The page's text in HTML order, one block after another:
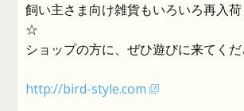
飼い主さま向け雑貨もいろいろ再入
☆
ショップの方に、ぜひ遊びに来てく
http://bird-style.com